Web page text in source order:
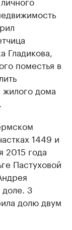
Гладикова,
поместья в
жилого дома
1449 и
2015 года
Пастуховой
доле. 3
долю двум